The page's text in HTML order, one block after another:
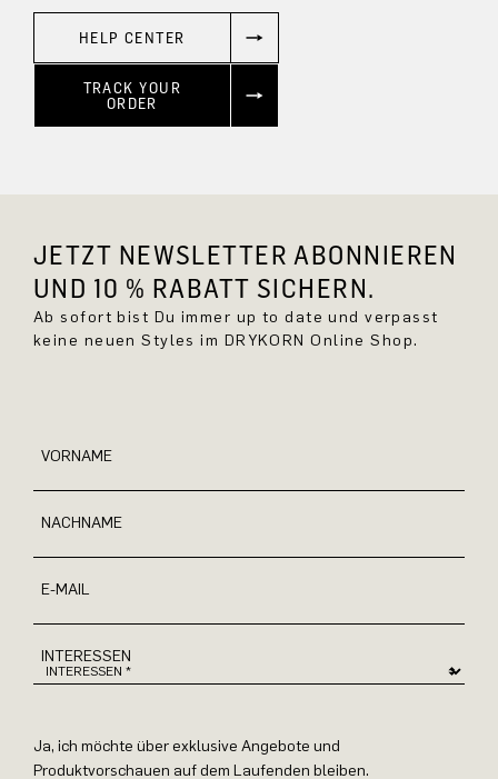
HELP CENTER
TRACK YOUR
ORDER
JETZT NEWSLETTER ABONNIEREN
UND 10 % RABATT SICHERN.
Ab sofort bist Du immer up to date und verpasst
keine neuen Styles im DRYKORN Online Shop.
VORNAME
NACHNAME
E-MAIL
INTERESSEN
Ja, ich möchte über exklusive Angebote und
Produktvorschauen auf dem Laufenden bleiben.